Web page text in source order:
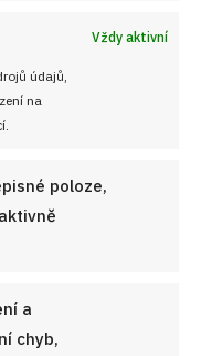
Vždy aktivní
údajů,
na
poloze,
a
chyb,